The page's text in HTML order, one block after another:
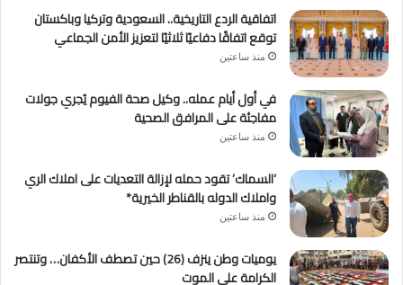
اتفاقية الردع التاريخية.. السعودية وتركيا وباكستان
توقع اتفاقًا دفاعيًا ثلاثيًا لتعزيز الأمن الجماعي
منذ ساعتين
في أول أيام عمله.. وكيل صحة الفيوم يُجري جولات
مفاجئة على المرافق الصحية
منذ ساعتين
‘السماك’ تقود حمله لإزالة التعديات على املاك الري
واملاك الدوله بالقناطر الخيرية*
منذ ساعتين
يوميات وطن ينزف (26) حين تصطف الأكفان… وتنتصر
الكرامة على الموت